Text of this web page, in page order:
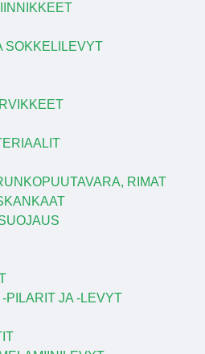
SOKKELILEVYT
RIMAT
PILARIT JA -LEVYT